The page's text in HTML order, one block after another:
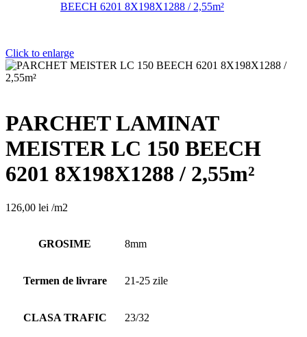
Click to enlarge
PARCHET LAMINAT
MEISTER LC 150 BEECH
6201 8X198X1288 / 2,55m²
126,00 lei /m2
GROSIME 8mm
Termen de livrare 21-25 zile
CLASA TRAFIC 23/32